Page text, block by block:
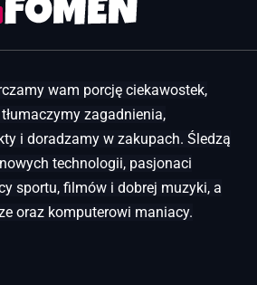
wam porcję ciekawostek,
zagadnienia,
i doradzamy w zakupach. Śledzą
technologii, pasjonaci
sportu, filmów i dobrej muzyki, a
oraz komputerowi maniacy.